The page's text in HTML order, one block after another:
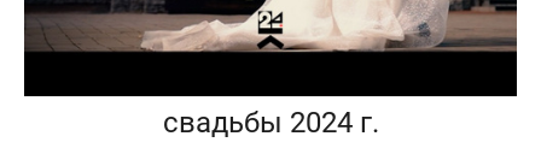
свадьбы 2024 г.